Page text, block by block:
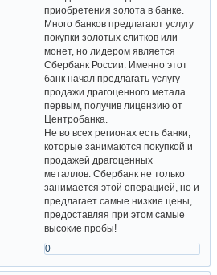
приобретения золота в банке.
Много банков предлагают услугу
покупки золотых слитков или
монет, но лидером является
Сбербанк России. Именно этот
банк начал предлагать услугу
продажи драгоценного метала
первым, получив лицензию от
Центробанка.
Не во всех регионах есть банки,
которые занимаются покупкой и
продажей драгоценных
металлов. Сбербанк не только
занимается этой операцией, но и
предлагает самые низкие цены,
предоставляя при этом самые
высокие пробы!
0